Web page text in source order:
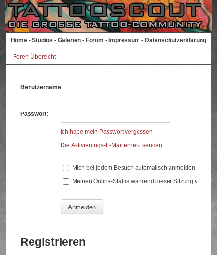
Home - Studios - Galerien - Forum - Impressum - Datenschutzerklärung
Foren-Übersicht
Benutzername:
Passwort:
Ich habe mein Passwort vergessen
Die Aktivierungs-E-Mail erneut senden
Mich bei jedem Besuch automatisch anmelden
Meinen Online-Status während dieser Sitzung
Registrieren